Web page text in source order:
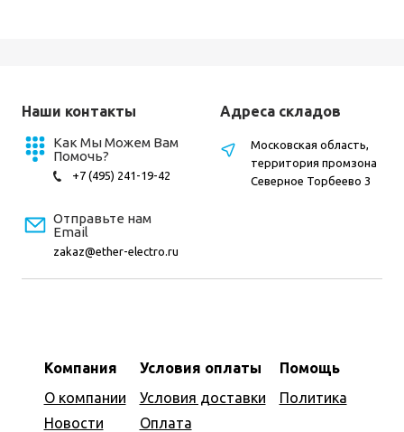
Наши контакты
Как Мы Можем Вам
Помочь?
+7 (495) 241-19-42
Отправьте нам
Email
zakaz@ether-electro.ru
Компания
О компании
Новости
Условия оплаты
Условия доставки
Оплата
Помощь
Политика
Адреса складов
Московская область,
территория промзона
Северное Торбеево 3